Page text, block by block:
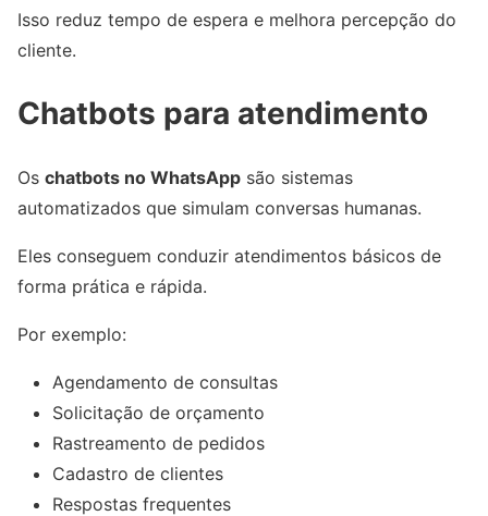
Isso reduz tempo de espera e melhora percepção do
cliente.
Chatbots para atendimento
Os chatbots no WhatsApp são sistemas
automatizados que simulam conversas humanas.
Eles conseguem conduzir atendimentos básicos de
forma prática e rápida.
Por exemplo:
Agendamento de consultas
Solicitação de orçamento
Rastreamento de pedidos
Cadastro de clientes
Respostas frequentes